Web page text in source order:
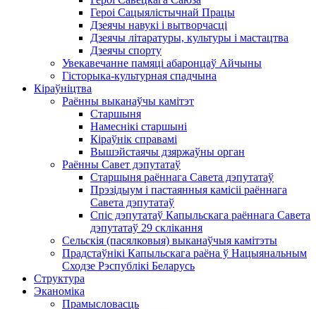
Героі Сацыялістычнай Працы
Дзеячы навукі і вытворчасці
Дзеячы літаратуры, культуры і мастацтва
Дзеячы спорту
Увекавечанне памяці абаронцаў Айчыны
Гісторыка-культурная спадчына
Кіраўніцтва
Раённы выканаўчы камітэт
Старшыня
Намеснікі старшыні
Кіраўнік справамі
Вышэйстаячы дзяржаўны орган
Раённы Савет дэпутатаў
Старшыня раённага Савета дэпутатаў
Прэзідыум і пастаянныя камісіі раённага
Савета дэпутатаў
Спіс дэпутатаў Капыльскага раённага Савета
дэпутатаў 29 склікання
Сельскія (пасялковыя) выканаўчыя камітэты
Прадстаўнікі Капыльскага раёна ў Нацыянальным
Сходзе Рэспублікі Беларусь
Структура
Эканоміка
Прамысловасць